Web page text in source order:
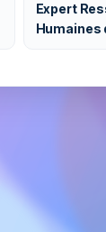
Expert
Humaines